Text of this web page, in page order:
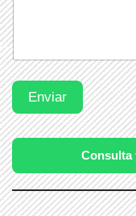
Enviar
Consulta